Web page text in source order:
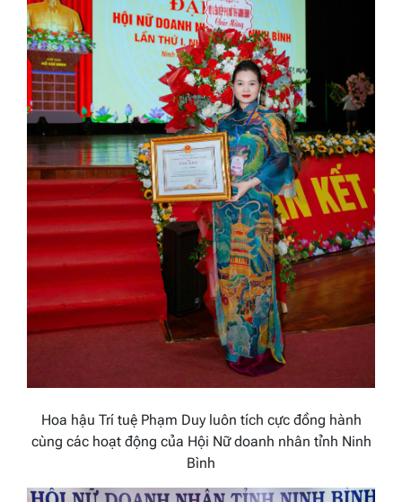
Hoa hậu Trí tuệ Phạm Duy luôn tích cực đồng hành
cùng các hoạt động của Hội Nữ doanh nhân tỉnh Ninh
Bình